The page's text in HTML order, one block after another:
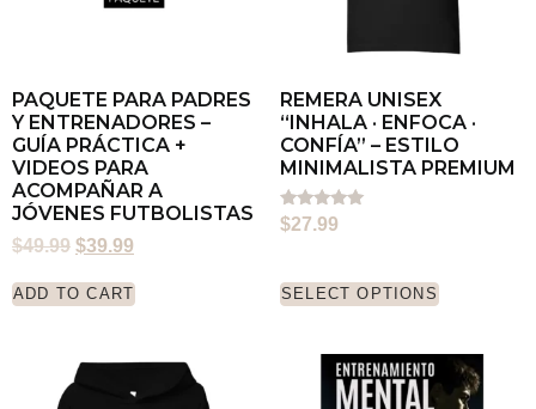
PAQUETE PARA PADRES
Y ENTRENADORES –
GUÍA PRÁCTICA +
VIDEOS PARA
ACOMPAÑAR A
JÓVENES FUTBOLISTAS
$49.99 $39.99
ADD TO CART
REMERA UNISEX
“INHALA · ENFOCA ·
CONFÍA” – ESTILO
MINIMALISTA PREMIUM
Rated
5.00
$27.99
SELECT OPTIONS